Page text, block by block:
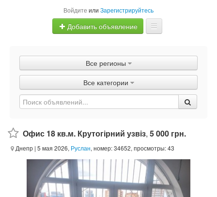
Войдите или Зарегистрируйтесь
Добавить объявление
Объявления
Быстрая продажа
Все регионы
Все категории
Офис 18 кв.м. Крутогірний узвіз, 5 000 грн.
Днепр | 5 мая 2026, Руслан, номер: 34652, просмотры: 43